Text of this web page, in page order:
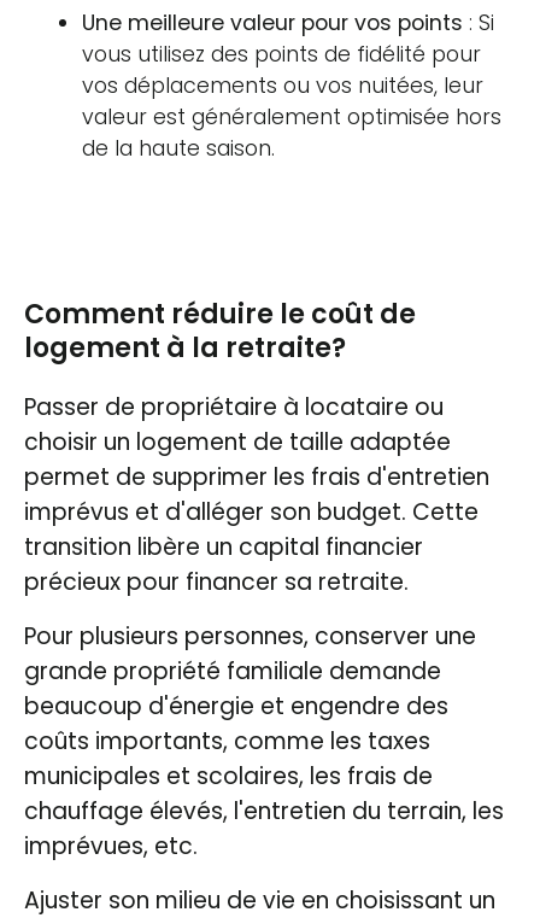
Une meilleure valeur pour vos points : Si
vous utilisez des points de fidélité pour
vos déplacements ou vos nuitées, leur
valeur est généralement optimisée hors
de la haute saison.
Comment réduire le coût de
logement à la retraite?
Passer de propriétaire à locataire ou
choisir un logement de taille adaptée
permet de supprimer les frais d'entretien
imprévus et d'alléger son budget. Cette
transition libère un capital financier
précieux pour financer sa retraite.
Pour plusieurs personnes, conserver une
grande propriété familiale demande
beaucoup d'énergie et engendre des
coûts importants, comme les taxes
municipales et scolaires, les frais de
chauffage élevés, l'entretien du terrain, les
imprévues, etc.
Ajuster son milieu de vie en choisissant un